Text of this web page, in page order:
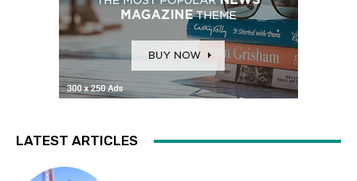
LATEST ARTICLES